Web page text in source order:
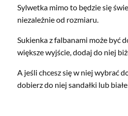
Sylwetka mimo to będzie się
niezależnie od rozmiaru.
Sukienka z falbanami może być
większe wyjście, dodaj do niej
A jeśli chcesz się w niej wybrać
dobierz do niej sandałki lub